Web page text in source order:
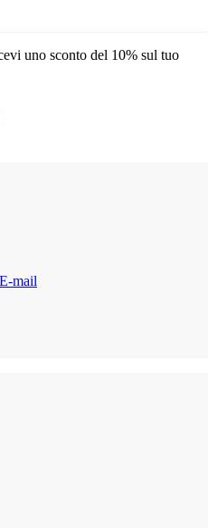
uno sconto del 10% sul tuo
E-mail